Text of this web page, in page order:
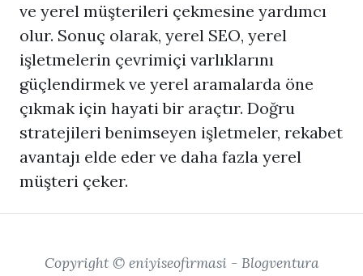
ve yerel müşterileri çekmesine yardımcı
olur. Sonuç olarak, yerel SEO, yerel
işletmelerin çevrimiçi varlıklarını
güçlendirmek ve yerel aramalarda öne
çıkmak için hayati bir araçtır. Doğru
stratejileri benimseyen işletmeler, rekabet
avantajı elde eder ve daha fazla yerel
müşteri çeker.
Copyright © eniyiseofirmasi - Blogventura